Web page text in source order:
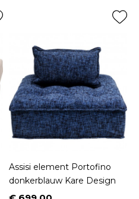
Assisi element Portofino
donkerblauw Kare Design